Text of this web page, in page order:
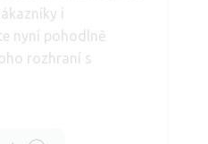
i
nyní pohodlně
rozhraní s